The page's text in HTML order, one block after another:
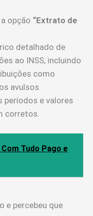
opção “Extrato de
detalhado de
ao INSS, incluindo
como
avulsos.
períodos e valores
corretos.
Tudo Pago e
e percebeu que